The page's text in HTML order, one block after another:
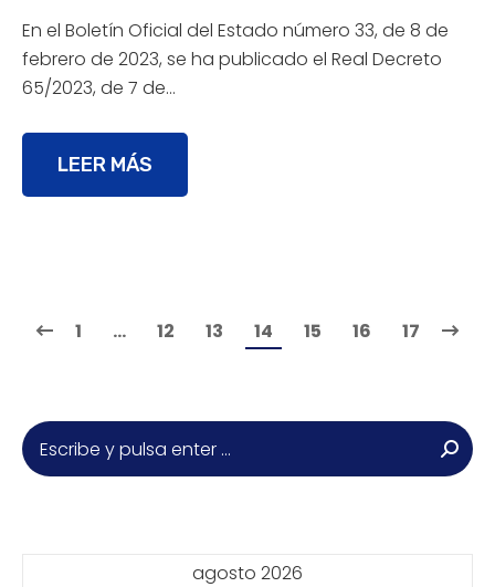
En el Boletín Oficial del Estado número 33, de 8 de
febrero de 2023, se ha publicado el Real Decreto
65/2023, de 7 de…
LEER MÁS
1 … 12 13 14 15 16 17
Buscar:
agosto 2026